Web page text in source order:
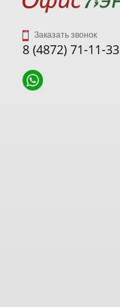
Заказать звонок
8 (4872) 71-11-33